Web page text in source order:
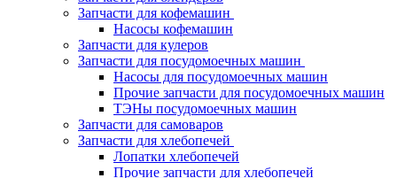
Запчасти для кофемашин
Насосы кофемашин
Запчасти для кулеров
Запчасти для посудомоечных машин
Насосы для посудомоечных машин
Прочие запчасти для посудомоечных машин
ТЭНы посудомоечных машин
Запчасти для самоваров
Запчасти для хлебопечей
Лопатки хлебопечей
Прочие запчасти для хлебопечей